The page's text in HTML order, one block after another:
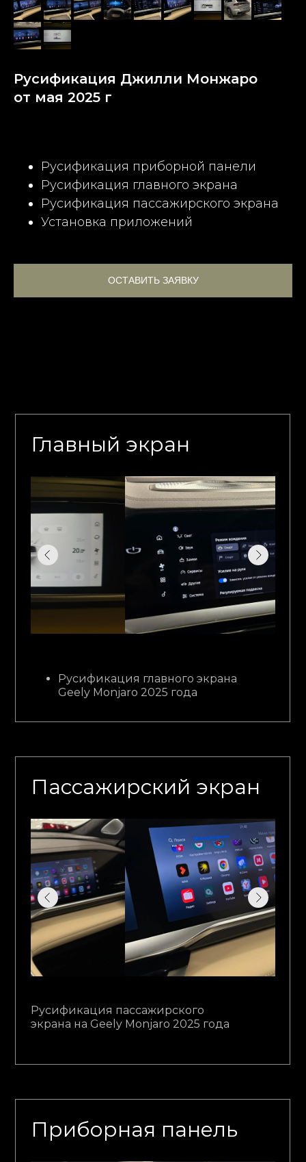
Русификация Джилли Монжаро
от мая 2025 г
Русификация приборной панели
Русификация главного экрана
Русификация пассажирского экрана
Установка приложений
ОСТАВИТЬ ЗАЯВКУ
Главный экран
Русификация главного экрана
Geely Monjaro 2025 года
Пассажирский экран
Русификация пассажирского
экрана на Geely Monjaro 2025 года
Приборная панель